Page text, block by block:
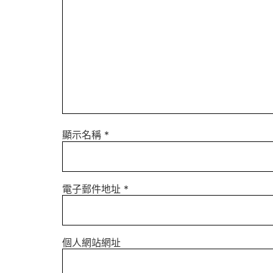
顯示名稱 *
電子郵件地址 *
個人網站網址